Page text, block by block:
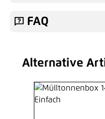
FAQ
Produktgalerie
Alternative